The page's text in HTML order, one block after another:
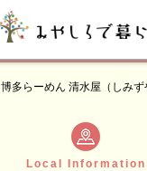
博多らーめん 清水屋（しみず
Local Information